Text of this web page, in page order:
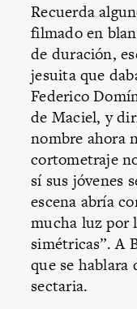
Recuerda
filmado en
de duración,
jesuita que
Federico
de Maciel, y
nombre ahora
cortometraje
sí sus jóvenes
escena abría
mucha luz por
simétricas”. A
que se
sectaria.